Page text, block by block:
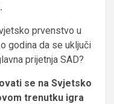
prvenstvo u
godina da se uključi
prijetnja SAD?
se na Svjetsko
trenutku igra